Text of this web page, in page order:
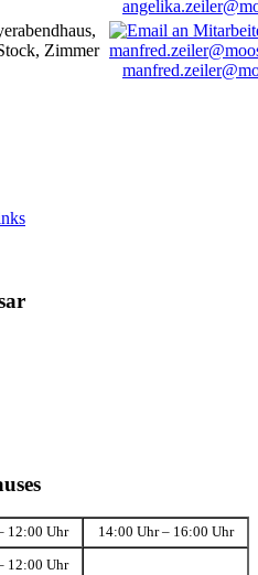
Zimmer
12:00 Uhr 14:00 Uhr – 16:00 Uhr
12:00 Uhr